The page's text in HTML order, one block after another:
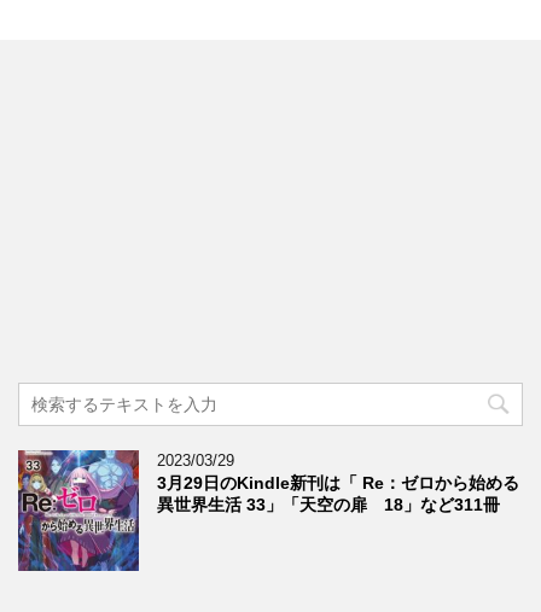
2023/03/29
3月29日のKindle新刊は「 Re：ゼロから始める
異世界生活 33」「天空の扉 18」など311冊